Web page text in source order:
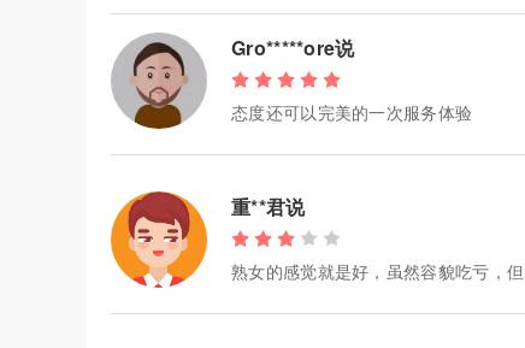
Gro*****ore说
态度还可以完美的一次服务体验
重**君说
熟女的感觉就是好，虽然容貌吃亏，